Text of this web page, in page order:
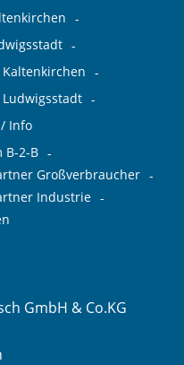
Info
B-2-B
Großverbraucher
Industrie
GmbH & Co.KG